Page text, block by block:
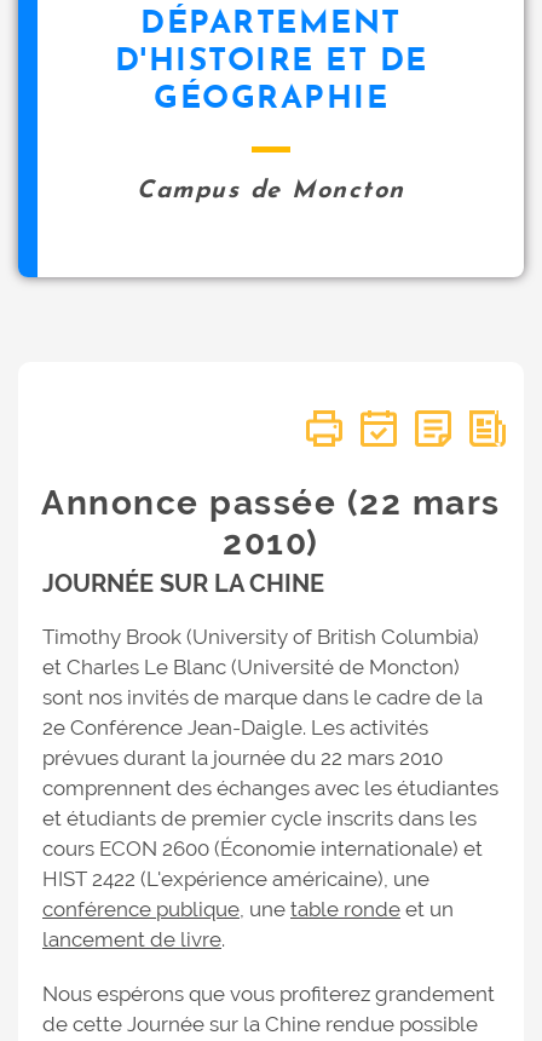
DÉPARTEMENT
D'HISTOIRE ET DE
GÉOGRAPHIE
Campus de Moncton
Annonce passée (22 mars
2010)
JOURNÉE SUR LA CHINE
Timothy Brook (University of British Columbia)
et Charles Le Blanc (Université de Moncton)
sont nos invités de marque dans le cadre de la
2e Conférence Jean-Daigle. Les activités
prévues durant la journée du 22 mars 2010
comprennent des échanges avec les étudiantes
et étudiants de premier cycle inscrits dans les
cours ECON 2600 (Économie internationale) et
HIST 2422 (L'expérience américaine), une
conférence publique, une table ronde et un
lancement de livre.
Nous espérons que vous profiterez grandement
de cette Journée sur la Chine rendue possible